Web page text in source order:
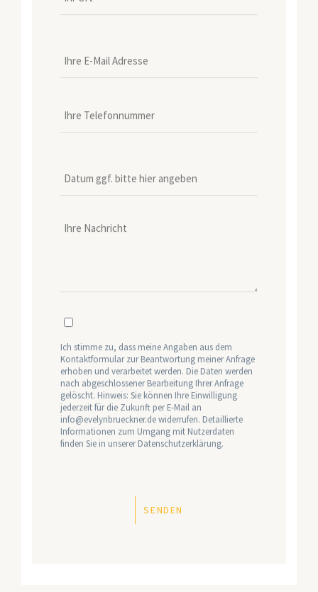
Ich stimme zu, dass meine Angaben aus dem
Kontaktformular zur Beantwortung meiner Anfrage
erhoben und verarbeitet werden. Die Daten werden
nach abgeschlossener Bearbeitung Ihrer Anfrage
gelöscht. Hinweis: Sie können Ihre Einwilligung
jederzeit für die Zukunft per E-Mail an
info@evelynbrueckner.de widerrufen. Detaillierte
Informationen zum Umgang mit Nutzerdaten
finden Sie in unserer Datenschutzerklärung.
SENDEN